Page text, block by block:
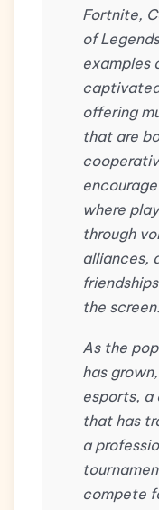
Fortnite,
of
examples
offering
that are
where
through
alliances,
the screen.
As the
has
esports,
that has
a
compete